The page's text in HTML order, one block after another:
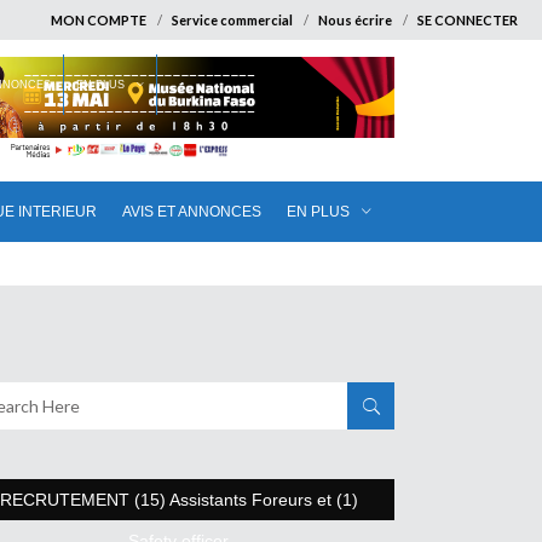
MON COMPTE Service commercial Nous écrire SE CONNECTER
INTERIEUR AVIS ET ANNONCES EN PLUS
EN PLUS
RECRUTEMENT (15) Assistants Foreurs et (1)